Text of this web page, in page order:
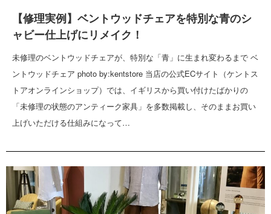
【修理実例】ベントウッドチェアを特別な青のシ
ャビー仕上げにリメイク！
未修理のベントウッドチェアが、特別な「青」に生まれ変わるまで ベ
ントウッドチェア photo by:kentstore 当店の公式ECサイト（ケントス
トアオンラインショップ）では、イギリスから買い付けたばかりの
「未修理の状態のアンティーク家具」を多数掲載し、そのままお買い
上げいただける仕組みになって…